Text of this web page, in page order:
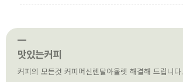
맛있는커피
커피의 모든것 커피머신렌탈아울렛 해결해 드립니다.